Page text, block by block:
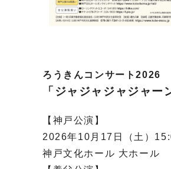
ろうきんコンサート2026
「ジャジャジャジャー
【神戸公演】
2026年10月17日（土）
神戸文化ホール 大ホール